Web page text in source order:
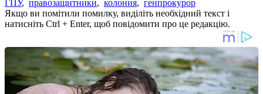
ГПУ, правозащитники, колония, генпрокурор
Якщо ви помітили помилку, виділіть необхідний текст і
натисніть Ctrl + Enter, щоб повідомити про це редакцію.